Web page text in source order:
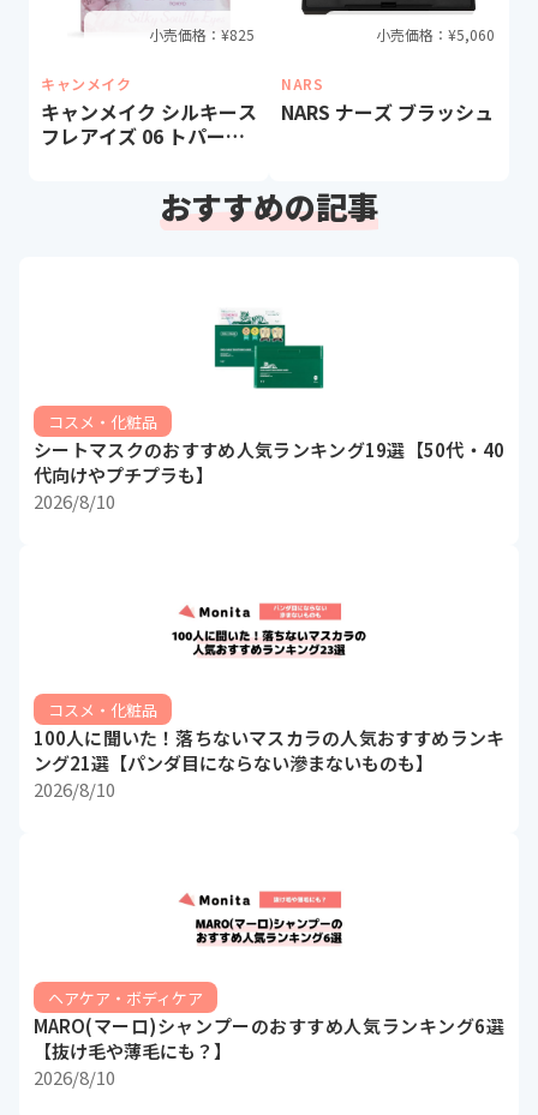
小売価格：¥825
キャンメイク
キャンメイク シルキース
フレアイズ 06 トパーズ
小売価格：¥5,060
NARS
NARS ナーズ ブラッシュ
おすすめの記事
コスメ・化粧品
シートマスクのおすすめ人気ランキング19選【50代・40
代向けやプチプラも】
2026/8/10
コスメ・化粧品
100人に聞いた！落ちないマスカラの人気おすすめランキ
ング21選【パンダ目にならない滲まないものも】
2026/8/10
ヘアケア・ボディケア
MARO(マーロ)シャンプーのおすすめ人気ランキング6選
【抜け毛や薄毛にも？】
2026/8/10